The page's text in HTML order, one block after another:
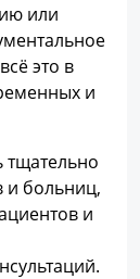
или
это в
и
тщательно
и больниц,
и